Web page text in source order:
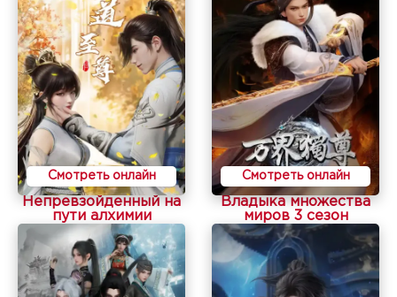
Смотреть онлайн
Непревзойденный на
пути алхимии
Смотреть онлайн
Владыка множества
миров 3 сезон